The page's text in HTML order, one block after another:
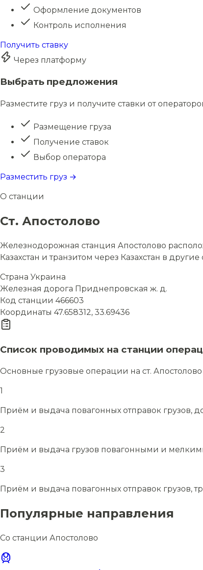
Оформление документов
Контроль исполнения
Получить ставку
Через платформу
Выбрать предложения
Разместите груз и получите ставки от
Размещение груза
Получение ставок
Выбор оператора
Разместить груз →
О станции
Ст. Апостолово
Железнодорожная станция Апостолово
Казахстан и транзитом через Казахстан в
Страна Украина
Железная дорога Приднепровская ж. д.
Код станции 466603
Координаты 47.658312, 33.69436
Список проводимых на станции
Основные грузовые операции на ст. Апостолово
1
Приём и выдача повагонных отправок грузов,
2
Приём и выдача грузов повагонными и
3
Приём и выдача повагонных отправок грузов,
Популярные направления
Со станции Апостолово